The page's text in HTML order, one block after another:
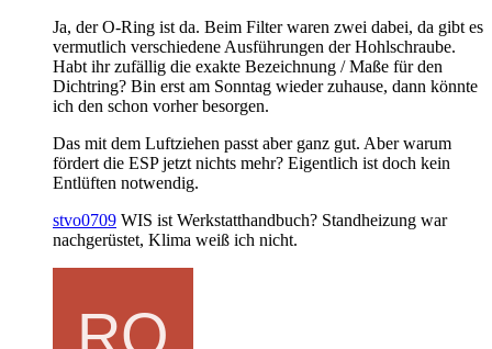
Ja, der O-Ring ist da. Beim Filter waren zwei dabei, da gibt es
vermutlich verschiedene Ausführungen der Hohlschraube.
Habt ihr zufällig die exakte Bezeichnung / Maße für den
Dichtring? Bin erst am Sonntag wieder zuhause, dann könnte
ich den schon vorher besorgen.
Das mit dem Luftziehen passt aber ganz gut. Aber warum
fördert die ESP jetzt nichts mehr? Eigentlich ist doch kein
Entlüften notwendig.
stvo0709 WIS ist Werkstatthandbuch? Standheizung war
nachgerüstet, Klima weiß ich nicht.